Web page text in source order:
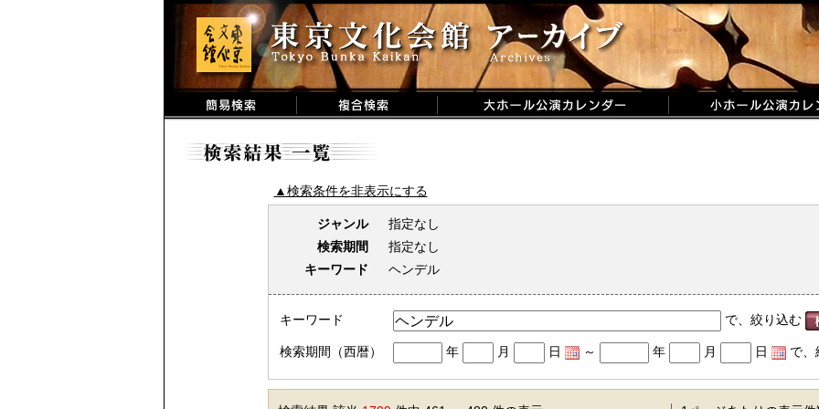
▲検索条件を非表示にする
ジャンル
指定なし
検索期間
指定なし
キーワード
ヘンデル
キーワード で、絞り込む
検索期間（西暦） 年 月 日 ～ 年 月 日 で